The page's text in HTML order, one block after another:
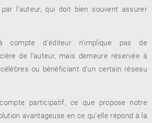
l’auteur, qui doit bien souvent assurer
compte d’éditeur n’implique pas de
de l’auteur, mais demeure réservée à
ou bénéficiant d’un certain réseau
participatif, ce que propose notre
avantageuse en ce qu’elle répond à la